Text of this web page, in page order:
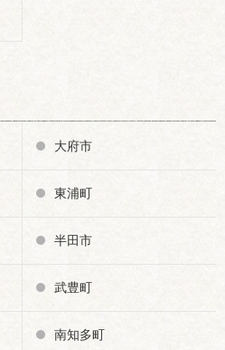
大府市
東浦町
半田市
武豊町
南知多町